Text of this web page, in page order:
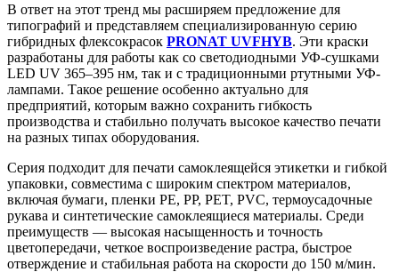
В ответ на этот тренд мы расширяем предложение для
типографий и представляем специализированную серию
гибридных флексокрасок PRONAT UVFHYB. Эти краски
разработаны для работы как со светодиодными УФ-сушками
LED UV 365–395 нм, так и с традиционными ртутными УФ-
лампами. Такое решение особенно актуально для
предприятий, которым важно сохранить гибкость
производства и стабильно получать высокое качество печати
на разных типах оборудования.
Серия подходит для печати самоклеящейся этикетки и гибкой
упаковки, совместима с широким спектром материалов,
включая бумаги, пленки PE, PP, PET, PVC, термоусадочные
рукава и синтетические самоклеящиеся материалы. Среди
преимуществ — высокая насыщенность и точность
цветопередачи, четкое воспроизведение растра, быстрое
отверждение и стабильная работа на скорости до 150 м/мин.